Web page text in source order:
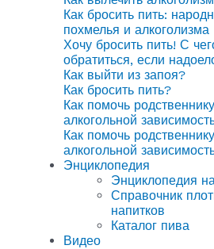
Как бросить пить:
похмелья и алкоголизма
Хочу бросить пить! С
обратиться, если
Как выйти из запоя?
Как бросить пить?
Как помочь
алкогольной
Как помочь
алкогольной
Энциклопедия
Энциклопедия
Справочник
напитков
Каталог пива
Видео